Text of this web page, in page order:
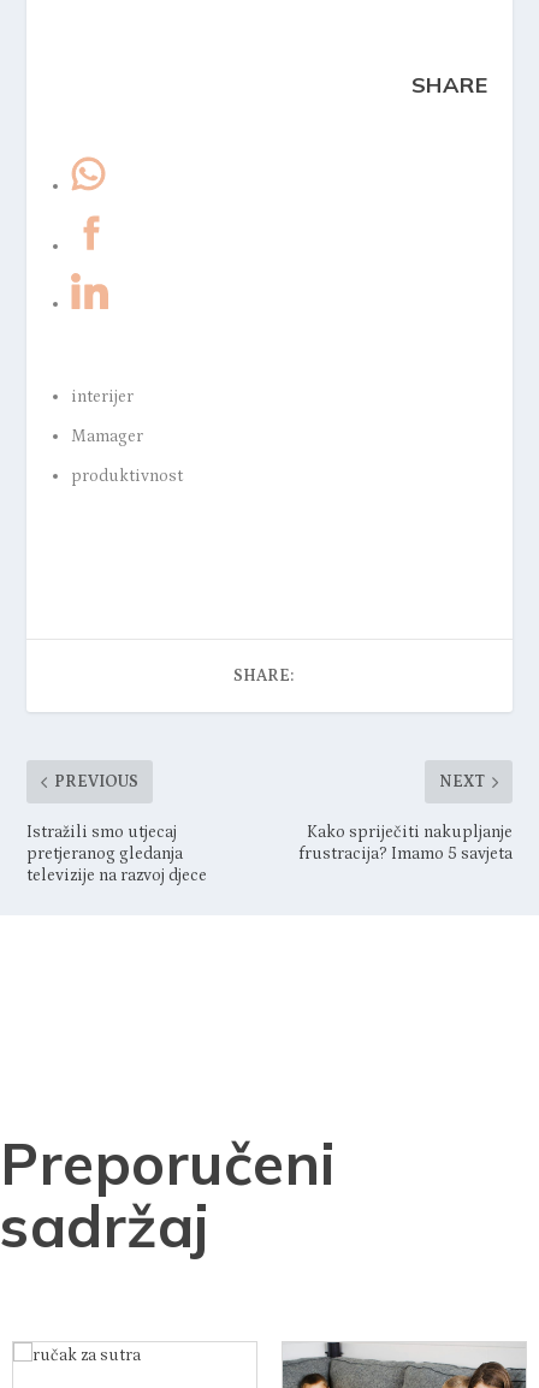
SHARE
interijer
Mamager
produktivnost
SHARE:
PREVIOUS
Istražili smo utjecaj
pretjeranog gledanja
televizije na razvoj djece
NEXT
Kako spriječiti nakupljanje
frustracija? Imamo 5 savjeta
Preporučeni
sadržaj